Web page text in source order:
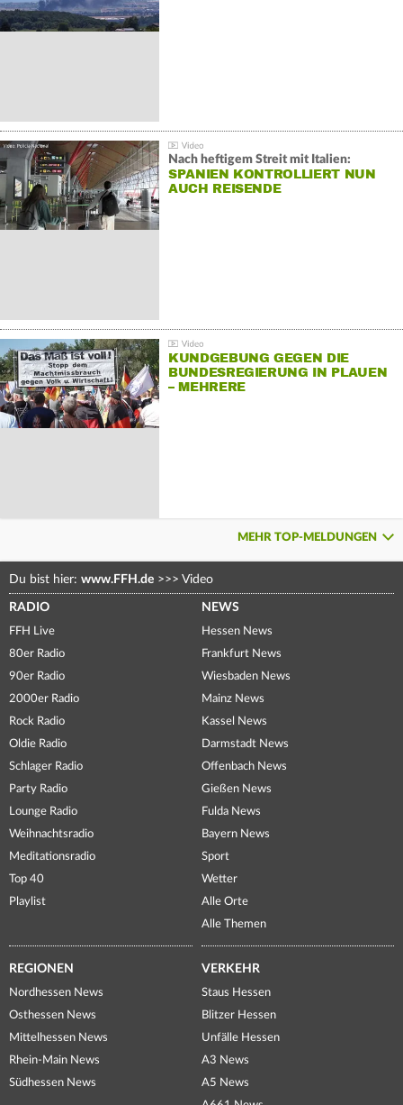
Nach heftigem Streit mit Italien:
SPANIEN KONTROLLIERT NUN
AUCH REISENDE
KUNDGEBUNG GEGEN DIE
BUNDESREGIERUNG IN PLAUEN
– MEHRERE
MEHR TOP-MELDUNGEN
Du bist hier: www.FFH.de >>> Video
RADIO
FFH Live
80er Radio
90er Radio
2000er Radio
Rock Radio
Oldie Radio
Schlager Radio
Party Radio
Lounge Radio
Weihnachtsradio
Meditationsradio
Top 40
Playlist
NEWS
Hessen News
Frankfurt News
Wiesbaden News
Mainz News
Kassel News
Darmstadt News
Offenbach News
Gießen News
Fulda News
Bayern News
Sport
Wetter
Alle Orte
Alle Themen
REGIONEN
Nordhessen News
Osthessen News
Mittelhessen News
Rhein-Main News
Südhessen News
VERKEHR
Staus Hessen
Blitzer Hessen
Unfälle Hessen
A3 News
A5 News